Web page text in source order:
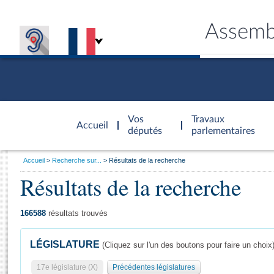
Accueil
d'accueil
Vos
députés
Travaux
parlementaires
Général
Vous
Accueil Recherche sur... Résultats de la recherche
Résultats de la recherche
166588 résultats trouvés
LÉGISLATURE (Cliquez sur l'un des boutons pour faire un choix)
17e législature (X) Précédentes législatures